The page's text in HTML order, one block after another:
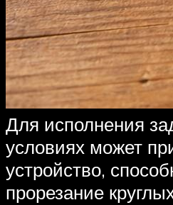
Для исполнения
условиях может
устройство,
прорезание